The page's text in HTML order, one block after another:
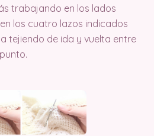
trabajando en los lados
los cuatro lazos indicados
tejiendo de ida y vuelta entre